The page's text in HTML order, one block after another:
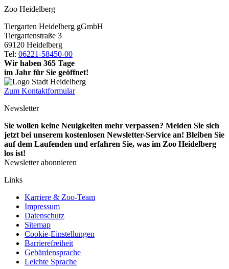
Zoo Heidelberg
Tiergarten Heidelberg gGmbH
Tiergartenstraße 3
69120 Heidelberg
Tel: 06221-58450-00
Wir haben 365 Tage
im Jahr für Sie geöffnet!
Zum Kontaktformular
Newsletter
Sie wollen keine Neuigkeiten mehr verpassen? Melden Sie sich
jetzt bei unserem kostenlosen Newsletter-Service an! Bleiben Sie
auf dem Laufenden und erfahren Sie, was im Zoo Heidelberg
los ist!
Newsletter abonnieren
Links
Karriere & Zoo-Team
Impressum
Datenschutz
Sitemap
Cookie-Einstellungen
Barrierefreiheit
Gebärdensprache
Leichte Sprache